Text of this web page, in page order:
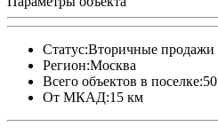
Статус:Вторичные продажи
Регион:Москва
Всего объектов в поселке:50
От МКАД:15 км